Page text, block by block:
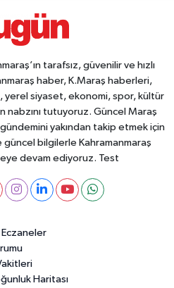
tarafsız, güvenilir ve hızlı
haber, K.Maraş haberleri,
yerel siyaset, ekonomi, spor, kültür
nabzını tutuyoruz. Güncel Maraş
yakından takip etmek için
bilgilerle Kahramanmaraş
devam ediyoruz. Test
Haritası